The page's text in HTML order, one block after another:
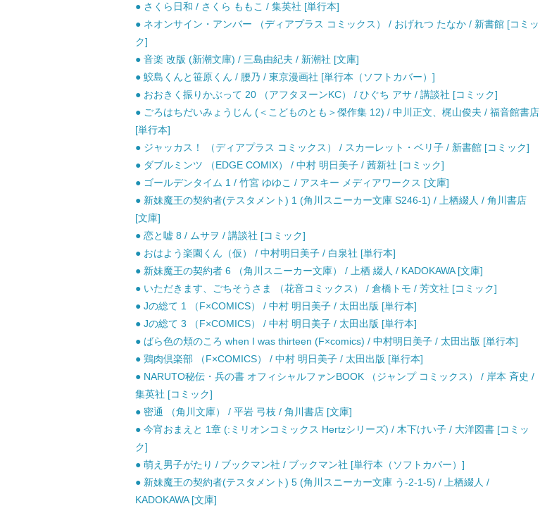
● さくら日和 / さくら ももこ / 集英社 [単行本]
● ネオンサイン・アンバー （ディアプラス コミックス） / おげれつ たなか / 新書館 [コミッ
ク]
● 音楽 改版 (新潮文庫) / 三島由紀夫 / 新潮社 [文庫]
● 鮫島くんと笹原くん / 腰乃 / 東京漫画社 [単行本（ソフトカバー）]
● おおきく振りかぶって 20 （アフタヌーンKC） / ひぐち アサ / 講談社 [コミック]
● ごろはちだいみょうじん (＜こどものとも＞傑作集 12) / 中川正文、梶山俊夫 / 福音館書店
[単行本]
● ジャッカス！ （ディアプラス コミックス） / スカーレット・ベリ子 / 新書館 [コミック]
● ダブルミンツ （EDGE COMIX） / 中村 明日美子 / 茜新社 [コミック]
● ゴールデンタイム 1 / 竹宮 ゆゆこ / アスキー メディアワークス [文庫]
● 新妹魔王の契約者(テスタメント) 1 (角川スニーカー文庫 S246-1) / 上栖綴人 / 角川書店
[文庫]
● 恋と嘘 8 / ムサヲ / 講談社 [コミック]
● おはよう楽園くん（仮） / 中村明日美子 / 白泉社 [単行本]
● 新妹魔王の契約者 6 （角川スニーカー文庫） / 上栖 綴人 / KADOKAWA [文庫]
● いただきます、ごちそうさま （花音コミックス） / 倉橋トモ / 芳文社 [コミック]
● Jの総て 1 （F×COMICS） / 中村 明日美子 / 太田出版 [単行本]
● Jの総て 3 （F×COMICS） / 中村 明日美子 / 太田出版 [単行本]
● ばら色の頬のころ when I was thirteen (F×comics) / 中村明日美子 / 太田出版 [単行本]
● 鶏肉倶楽部 （F×COMICS） / 中村 明日美子 / 太田出版 [単行本]
● NARUTO秘伝・兵の書 オフィシャルファンBOOK （ジャンプ コミックス） / 岸本 斉史 /
集英社 [コミック]
● 密通 （角川文庫） / 平岩 弓枝 / 角川書店 [文庫]
● 今宵おまえと 1章 (:ミリオンコミックス Hertzシリーズ) / 木下けい子 / 大洋図書 [コミッ
ク]
● 萌え男子がたり / ブックマン社 / ブックマン社 [単行本（ソフトカバー）]
● 新妹魔王の契約者(テスタメント) 5 (角川スニーカー文庫 う-2-1-5) / 上栖綴人 /
KADOKAWA [文庫]